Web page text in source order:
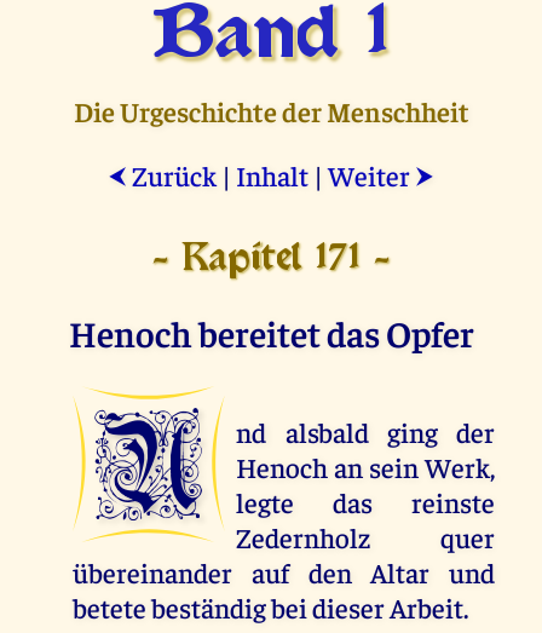
Band 1
Die Urgeschichte der Menschheit
⮜ Zurück | Inhalt |Weiter ⮞
- Kapitel 171 -
Henoch bereitet das Opfer
U
nd alsbald ging der
Henoch an sein Werk,
legte das reinste
Zedernholz quer
übereinander auf den Altar und
betete beständig bei dieser Arbeit.